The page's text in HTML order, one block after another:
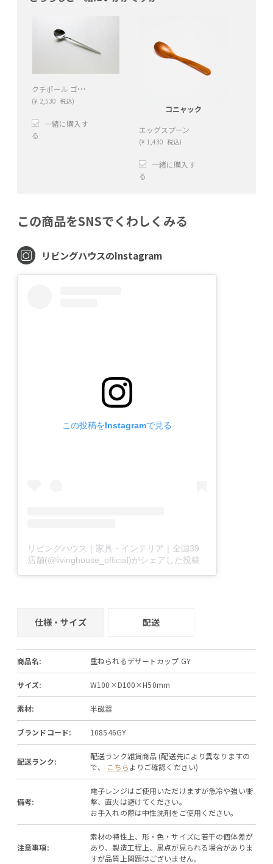
クチポール ゴア テーブルスプーン / ホワイト×シルバー
(¥ 2,530 税込)
一緒に購入す
る
コニャック
エッグスプーン
(¥ 1,430 税込)
一緒に購入す
る
この商品をSNSでくわしくみる
リビングハウスのInstagram
この投稿をInstagramで見る
リビングハウス｜家具・インテリア｜全国39
店舗(@livinghouse_official)がシェアした投稿
仕様・サイズ 配送
商品名: 重ねられるデザートカップ GY
サイズ: W100×D100×H50mm
素材: 半磁器
ブランドコード: 108546GY
配送ランク:
配送ランク雑貨商品 (配送先により異なりますの
で、 こちらよりご確認ください)
備考:
電子レンジはご使用いただけますが急冷や強い衝
撃、直火は避けてください。
お手入れの際は中性洗剤をご使用ください。
注意事項:
素材の特性上、形・色・サイズに若干の個体差が
あり、製造工程上、黒点が見られる場合がありま
すが品質上問題はございません。